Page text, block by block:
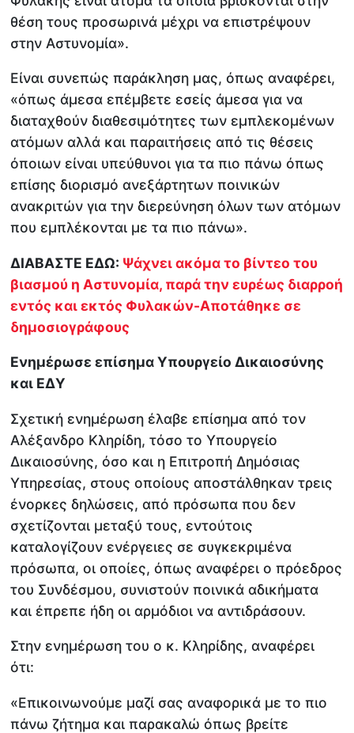
θέση τους προσωρινά μέχρι να επιστρέψουν
στην Αστυνομία».
Είναι συνεπώς παράκληση μας, όπως αναφέρει,
«όπως άμεσα επέμβετε εσείς άμεσα για να
διαταχθούν διαθεσιμότητες των εμπλεκομένων
ατόμων αλλά και παραιτήσεις από τις θέσεις
όποιων είναι υπεύθυνοι για τα πιο πάνω όπως
επίσης διορισμό ανεξάρτητων ποινικών
ανακριτών για την διερεύνηση όλων των ατόμων
που εμπλέκονται με τα πιο πάνω».
ΔΙΑΒΑΣΤΕ ΕΔΩ: Ψάχνει ακόμα το βίντεο του
βιασμού η Αστυνομία, παρά την ευρέως διαρροή
εντός και εκτός Φυλακών-Αποτάθηκε σε
δημοσιογράφους
Ενημέρωσε επίσημα Υπουργείο Δικαιοσύνης
και ΕΔΥ
Σχετική ενημέρωση έλαβε επίσημα από τον
Αλέξανδρο Κληρίδη, τόσο το Υπουργείο
Δικαιοσύνης, όσο και η Επιτροπή Δημόσιας
Υπηρεσίας, στους οποίους αποστάλθηκαν τρεις
ένορκες δηλώσεις, από πρόσωπα που δεν
σχετίζονται μεταξύ τους, εντούτοις
καταλογίζουν ενέργειες σε συγκεκριμένα
πρόσωπα, οι οποίες, όπως αναφέρει ο πρόεδρος
του Συνδέσμου, συνιστούν ποινικά αδικήματα
και έπρεπε ήδη οι αρμόδιοι να αντιδράσουν.
Στην ενημέρωση του ο κ. Κληρίδης, αναφέρει
ότι:
«Επικοινωνούμε μαζί σας αναφορικά με το πιο
πάνω ζήτημα και παρακαλώ όπως βρείτε